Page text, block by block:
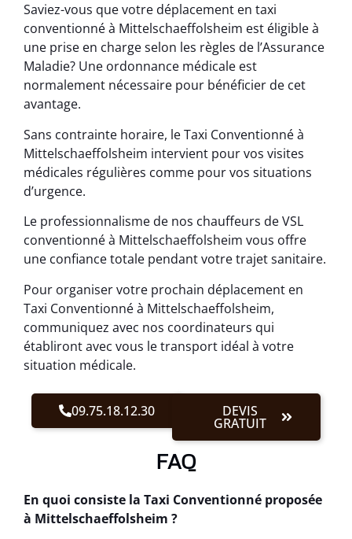
Saviez-vous que votre déplacement en taxi
conventionné à Mittelschaeffolsheim est éligible à
une prise en charge selon les règles de l’Assurance
Maladie? Une ordonnance médicale est
normalement nécessaire pour bénéficier de cet
avantage.
Sans contrainte horaire, le Taxi Conventionné à
Mittelschaeffolsheim intervient pour vos visites
médicales régulières comme pour vos situations
d’urgence.
Le professionnalisme de nos chauffeurs de VSL
conventionné à Mittelschaeffolsheim vous offre
une confiance totale pendant votre trajet sanitaire.
Pour organiser votre prochain déplacement en
Taxi Conventionné à Mittelschaeffolsheim,
communiquez avec nos coordinateurs qui
établiront avec vous le transport idéal à votre
situation médicale.
09.75.18.12.30 DEVIS
GRATUIT
FAQ
En quoi consiste la Taxi Conventionné proposée
à Mittelschaeffolsheim ?